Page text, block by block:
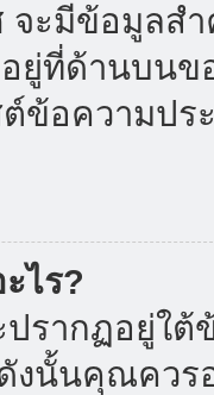
จะมีข้อมูลส
ยู่ที่ด้านบนข
ข้อความป
ไร?
รากฏอยู่ใต้
นั้นคุณควร